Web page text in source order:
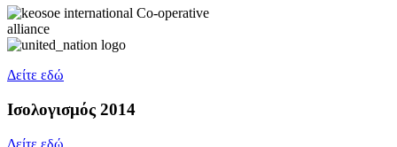
Δείτε εδώ
Ισολογισμός 2014
Δείτε εδώ